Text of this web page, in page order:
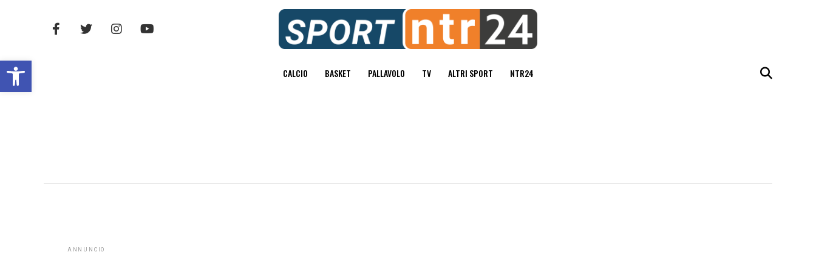
Open toolbar CALCIO BASKET PALLAVOLO TV ALTRI SPORT NTR24
ANNUNCIO